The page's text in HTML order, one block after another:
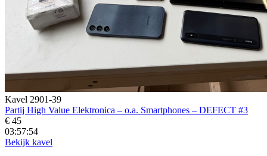
Kavel 2901-39
Partij High Value Elektronica – o.a. Smartphones – DEFECT #3
€ 45
03:57:52
Bekijk kavel